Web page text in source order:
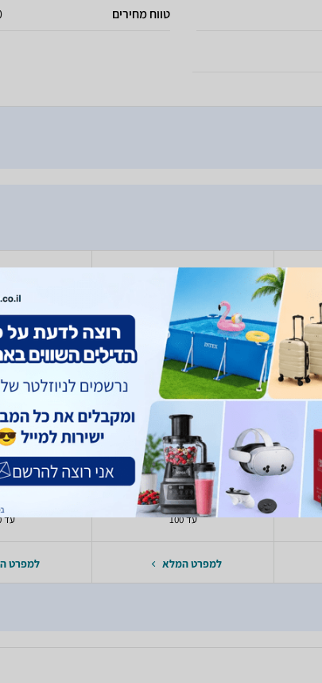
טווח מחירים
Sigma LH2-01
Sigma
עד 100
למפרט המלא
73B
90 ₪
עד 100
למפרט